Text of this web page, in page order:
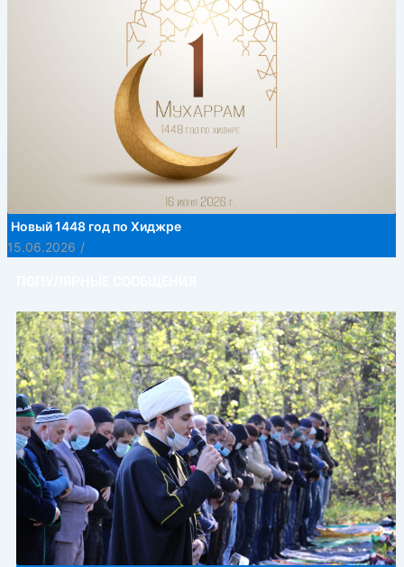
Новый 1448 год по Хиджре
15.06.2026 /